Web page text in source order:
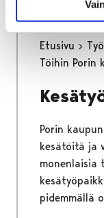
Etusivu
Töihin Porin
Porin
kesätöitä ja
monenlaisia
pidemmällä